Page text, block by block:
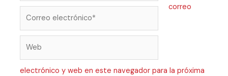
correo
electrónico y web en este navegador para la próxima